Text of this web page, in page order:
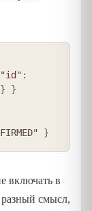
"id" :
} }
}
включать в
разный смысл,